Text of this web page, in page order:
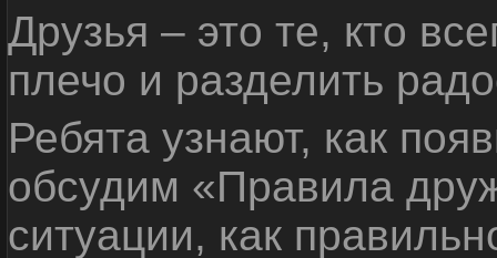
Друзья – это те, кто
плечо и разделить
Ребята узнают, как
обсудим «Правила
ситуации, как